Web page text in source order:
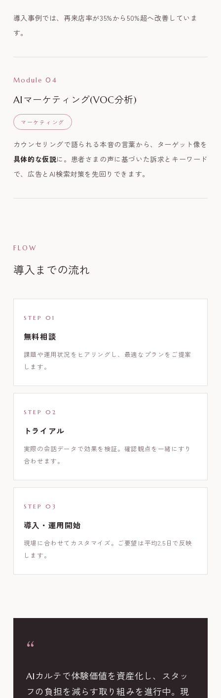
導入事例では、再来店率が35%から50%超へ改善していま
す。
Module 04
AIマーケティング(VOC分析)
マーケティング
カウンセリングで語られる本音の言葉から、ターゲット像を
具体的な仮説に。患者さまの声に基づいた訴求とキーワード
で、広告とAI検索対策を先回りできます。
FLOW
導入までの流れ
STEP 01
無料相談
課題や運用状況をヒアリングし、最適なプランをご提案
します。
STEP 02
トライアル
実際の会話データで効果を検証。確認観点を一緒にすり
合わせます。
STEP 03
導入・運用開始
現場に合わせてカスタマイズ。ご要望は平均2.5日で反映
します。
“
AIカルテで体験価値を資産化し、スタッ
フの負担を減らす取り組みを進行中。現